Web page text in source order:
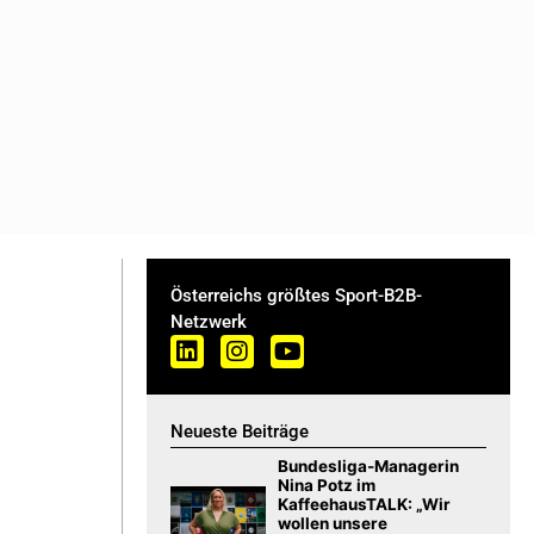
Österreichs größtes Sport-B2B-
Netzwerk
Neueste Beiträge
Bundesliga-Managerin
Nina Potz im
KaffeehausTALK: „Wir
wollen unsere